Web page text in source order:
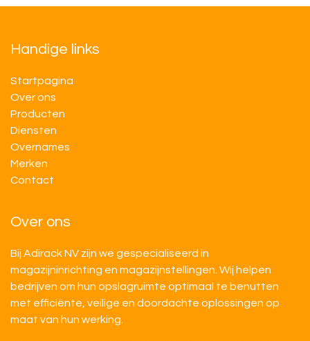
Handige links
Startpagina
Over ons
Producten
Diensten
Overnames
M​​erken
Contact
Over ons
Bij Adirack NV zijn we gespecialiseerd in
magazijninrichting en magazijnstellingen. Wij helpen
bedrijven om hun opslagruimte optimaal te benutten
met efficiënte, veilige en doordachte oplossingen op
maat van hun werking.